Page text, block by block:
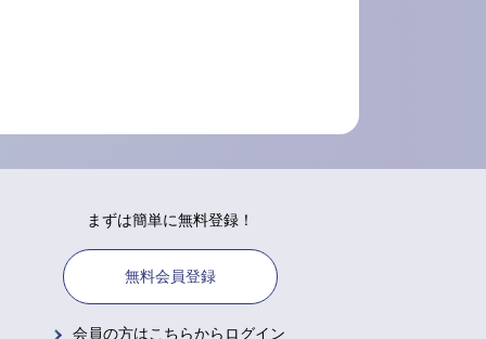
まずは簡単に無料登録！
無料会員登録
会員の方はこちらからログイン